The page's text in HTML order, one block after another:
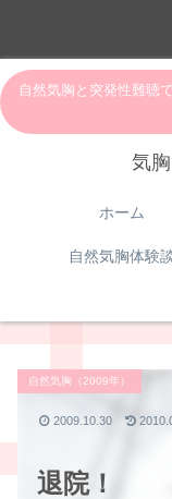
自然気胸と突発性難聴
気
ホーム
自然気胸体験
退院！
自然気胸（2009年）
2009.10.30